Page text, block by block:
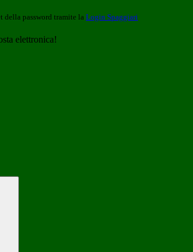
della password tramite la Login Spaggiari
elettronica!